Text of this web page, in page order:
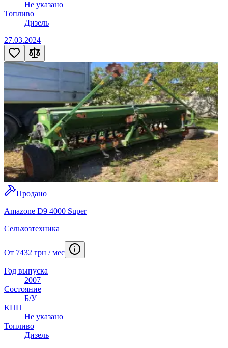
Не указано
Топливо
Дизель
27.03.2024
Продано
Amazone D9 4000 Super
Сельхозтехника
От 7432 грн / мес
Год выпуска
2007
Состояние
Б/У
КПП
Не указано
Топливо
Дизель